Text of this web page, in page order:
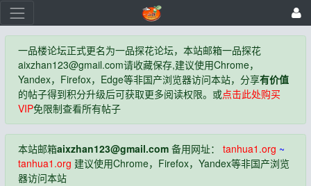
一品楼论坛正式更名为一品探花论坛，本站邮箱一品探花
aixzhan123@gmail.com请收藏保存,建议使用Chrome，
Yandex，Firefox，Edge等非国产浏览器访问本站，分享有价值
的帖子得到积分升级后可获取更多阅读权限。或点击此处购买
VIP免限制查看所有帖子
本站邮箱aixzhan123@gmail.com备用网址： tanhua1.org ~
tanhua1.org 建议使用Chrome，Firefox，Yandex等非国产浏览
器访问本站